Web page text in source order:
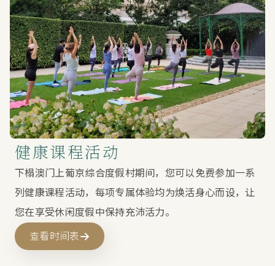
健康课程活动
下榻澳门上葡京综合度假村期间，您可以免费参加一系
列健康课程活动，每项专属体验均为焕活身心而设，让
您在享受休闲度假中保持充沛活力。
查看时间表